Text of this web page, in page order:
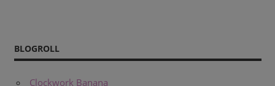
BLOGROLL
Clockwork Banana